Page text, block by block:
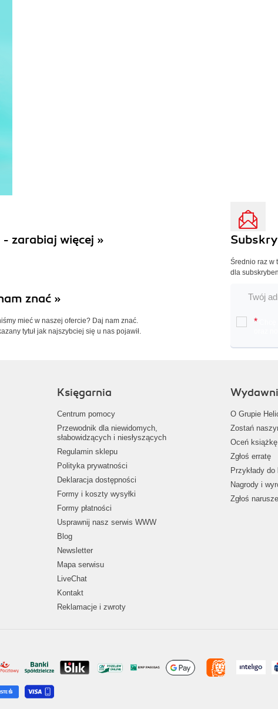
zarabiaj więcej »
znać »
mieć w naszej ofercie? Daj nam znać.
tytuł jak najszybciej się u nas pojawił.
Średnio raz w
dla
*
Księgarnia
Centrum pomocy
Przewodnik dla niewidomych,
słabowidzących i niesłyszących
Regulamin sklepu
Polityka prywatności
Deklaracja dostępności
Formy i koszty wysyłki
Formy płatności
Usprawnij nasz serwis WWW
Blog
Newsletter
Mapa serwisu
LiveChat
Kontakt
Reklamacje i zwroty
O Grupie
Zostań
Oceń książkę
Zgłoś erratę
Przykłady
Nagrody i
Zgłoś